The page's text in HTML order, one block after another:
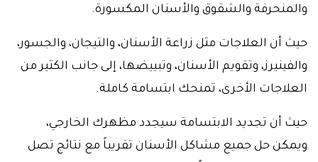
والمنحرفة والشقوق والأسنان المكسورة.
حيث أن العلاجات مثل زراعة الأسنان، والتيجان، والجسور،
والفينيرز، وتقويم الأسنان، وتبييضها، إلى جانب الكثير من
العلاجات الأخرى، تمنحك ابتسامة كاملة.
حيث أن تجديد الابتسامة سيجدد مظهرك الخارجي،
ويمكن حل جميع مشاكل الأسنان تقريباً مع نتائج تصل